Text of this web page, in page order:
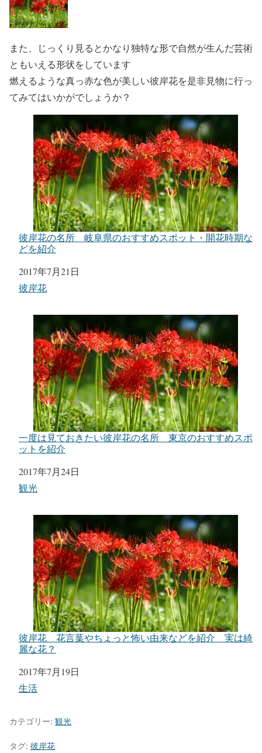
また、じっくり見るとかなり独特な形で自然が生んだ芸術
ともいえる形状をしています
燃えるような真っ赤な色が美しい彼岸花を是非見物に行っ
てみてはいかがでしょうか？
彼岸花の名所 岐阜県のおすすめスポット・開花時期な
どを紹介
日付
2017年7月21日
関連理由
彼岸花
一度は見ておきたい彼岸花の名所 東京のおすすめスポ
ットを紹介
日付
2017年7月24日
関連理由
観光
彼岸花 花言葉やちょっと怖い由来などを紹介 実は綺
麗な花？
日付
2017年7月19日
関連理由
生活
カテゴリー: 観光
タグ: 彼岸花